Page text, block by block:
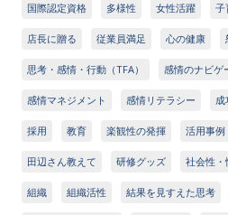
国際認定資格 多様性 女性活躍 子
店長に贈る 従業員満足 心の健康
思考・感情・行動（TFA） 感情のナビゲ
感情マネジメント 感情リテラシー
採用 教育 楽観性の発揮 活用事例
田辺さん教えて 研修グッズ 社会性
組織 組織活性 結果を見すえた思考